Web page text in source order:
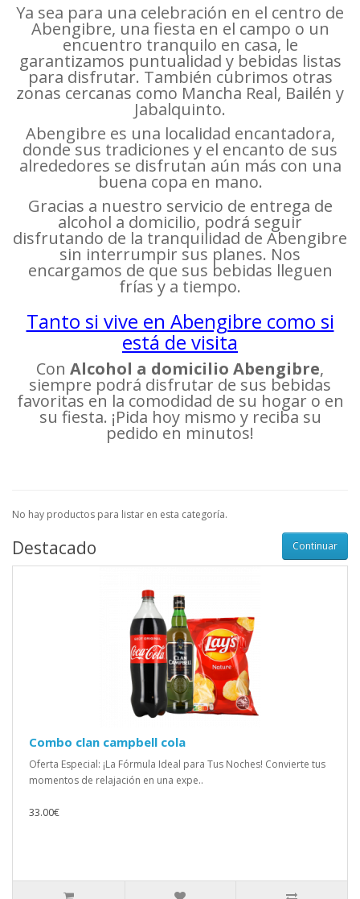
Ya sea para una celebración en el centro de
Abengibre, una fiesta en el campo o un
encuentro tranquilo en casa, le
garantizamos puntualidad y bebidas listas
para disfrutar. También cubrimos otras
zonas cercanas como Mancha Real, Bailén y
Jabalquinto.
Abengibre es una localidad encantadora,
donde sus tradiciones y el encanto de sus
alrededores se disfrutan aún más con una
buena copa en mano.
Gracias a nuestro servicio de entrega de
alcohol a domicilio, podrá seguir
disfrutando de la tranquilidad de Abengibre
sin interrumpir sus planes. Nos
encargamos de que sus bebidas lleguen
frías y a tiempo.
Tanto si vive en Abengibre como si
está de visita
Con Alcohol a domicilio Abengibre,
siempre podrá disfrutar de sus bebidas
favoritas en la comodidad de su hogar o en
su fiesta. ¡Pida hoy mismo y reciba su
pedido en minutos!
No hay productos para listar en esta categoría.
Continuar
Destacado
Combo clan campbell cola
Oferta Especial: ¡La Fórmula Ideal para Tus Noches! Convierte tus
momentos de relajación en una expe..
33.00€